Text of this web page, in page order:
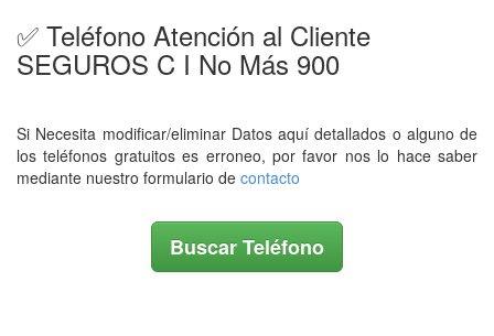
✅ Teléfono Atención al Cliente
SEGUROS C I No Más 900
Si Necesita modificar/eliminar Datos aquí detallados o alguno de
los teléfonos gratuitos es erroneo, por favor nos lo hace saber
mediante nuestro formulario de contacto
Buscar Teléfono